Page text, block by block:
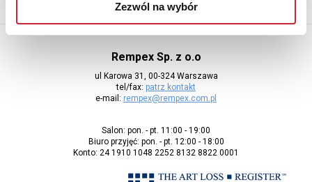
Zezwól na wybór
Rempex Sp. z o.o
ul Karowa 31, 00-324 Warszawa
tel/fax: patrz kontakt
e-mail: rempex@rempex.com.pl
Salon: pon. - pt. 11:00 - 19:00
Biuro przyjęć: pon. - pt. 12:00 - 18:00
Konto: 24 1910 1048 2252 8132 8822 0001